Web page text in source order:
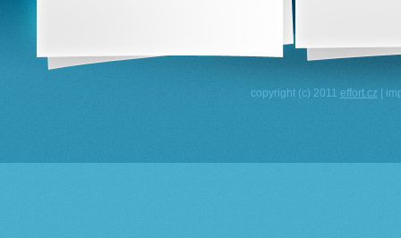
copyright (c) 2011 effort.cz |